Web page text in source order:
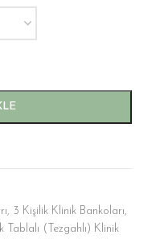
, 3 Kişilik Klinik Bankoları,
Tablalı (Tezgahlı) Klinik